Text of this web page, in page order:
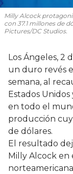
Milly Alcock
con 37.1 millones de
Pictures/DC Studios.
Los Ángeles, 2
un duro revés
semana, al
Estados
en todo el
producción
de dólares.
El resultado
Milly Alcock